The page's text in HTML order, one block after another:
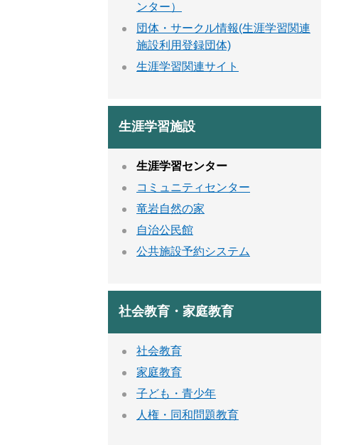
ンター）
団体・サークル情報(生涯学習関連
施設利用登録団体)
生涯学習関連サイト
生涯学習施設
生涯学習センター
コミュニティセンター
竜岩自然の家
自治公民館
公共施設予約システム
社会教育・家庭教育
社会教育
家庭教育
子ども・青少年
人権・同和問題教育